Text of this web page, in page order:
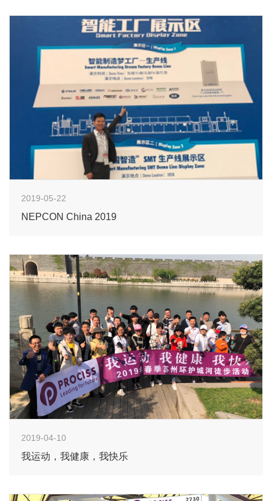
2019-05-22
NEPCON China 2019
2019-04-10
我运动，我健康，我快乐